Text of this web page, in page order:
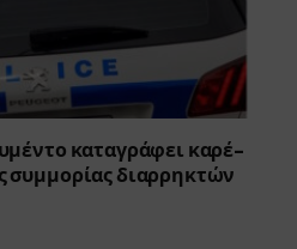
καταγράφει καρέ-
συμμορίας διαρρηκτών